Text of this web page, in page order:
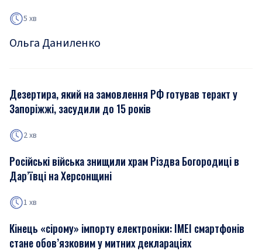
5 хв
Ольга Даниленко
Дезертира, який на замовлення РФ готував теракт у
Запоріжжі, засудили до 15 років
2 хв
Російські війська знищили храм Різдва Богородиці в
Дар’ївці на Херсонщині
1 хв
Кінець «сірому» імпорту електроніки: IMEI смартфонів
стане обов’язковим у митних деклараціях